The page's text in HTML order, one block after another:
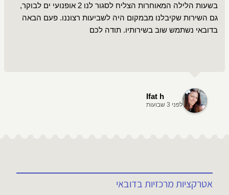
בשעות הלילה המאוחרות הצליח לסגור לנו 2 אופנועי ים לבוקר,
גם השירות שקיבלנו מבמקום היה לשביעות רצוננו. פעם הבאה
בדובאי נשתמש שוב בשירותיו. תודה לכם
Ifat h
לפני 3 שבועות
אטרקציות מרכזיות בדובאי